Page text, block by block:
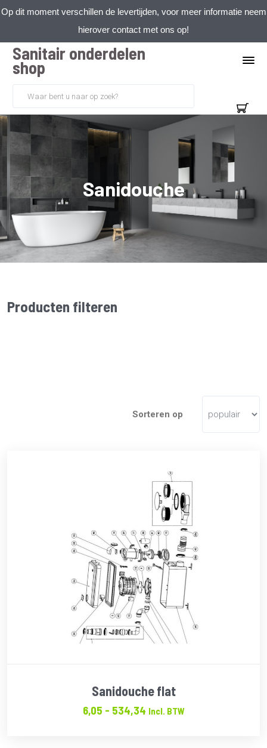
Op dit moment verschillen de levertijden, voor meer informatie neem
hierover contact met ons op!
Sanitair onderdelen
shop
Sanidouche
Sorteren op
Sanidouche flat
6,05 - 534,34Prijsklasse:
Incl. BTW
Producten filteren